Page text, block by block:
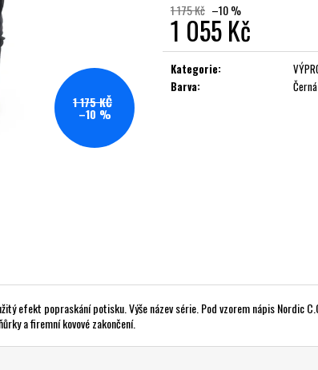
1 175 Kč –10 %
1 055 Kč
Měrná
cena:
Kategorie:
Barva: Černá
1 175 KČ
–10 %
efekt popraskání potisku. Výše název série. Pod vzorem nápis Nordic
a firemní kovové zakončení.